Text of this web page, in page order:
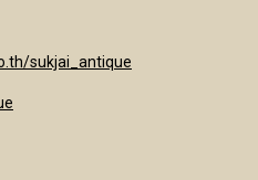
sukjai_antique